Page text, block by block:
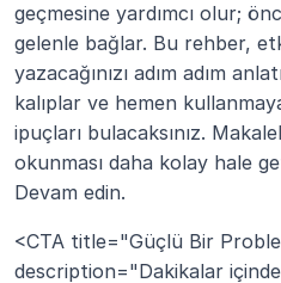
geçmesine yardımcı olur;
gelenle bağlar. Bu rehber,
yazacağınızı adım adım
kalıplar ve hemen
ipuçları bulacaksınız.
okunması daha kolay hale
Devam edin.
<CTA title="Güçlü Bir
description="Dakikalar